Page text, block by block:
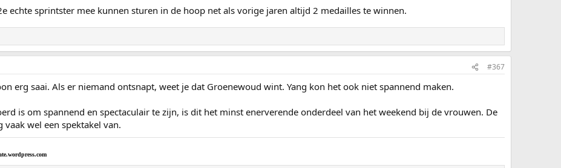
echte sprintster mee kunnen sturen in de hoop net als vorige jaren altijd 2 medailles te winnen.
#367
erg saai. Als er niemand ontsnapt, weet je dat Groenewoud wint. Yang kon het ook niet spannend maken.
is om spannend en spectaculair te zijn, is dit het minst enerverende onderdeel van het weekend bij de vrouwen. De
wel een spektakel van.